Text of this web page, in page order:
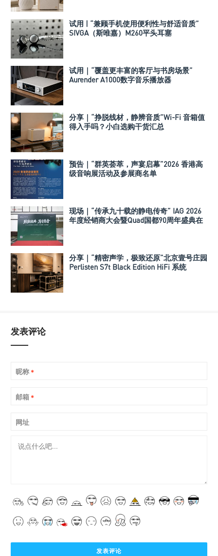
试用 | “兼顾手机使用便利性与舒适音质”
SIVGA（斯唯嘉）M260平头耳塞
试用｜“覆盖更丰富的客厅与书房场景”
Aurender A1000数字音乐播放器
分享｜“挣脱线材，静辨音质”Wi-Fi 音箱值
得入手吗？小白选购干货汇总
预告｜“群英荟萃，声宴启幕”2026 香港高
级音响展活动及参展商名单
现场｜“传承九十载的静电传奇” IAG 2026
年度经销商大会暨Quad国都90周年盛典在
分享｜“精密声学，极致还原”北京壹号庄园
Perlisten S7t Black Edition HiFi 系统
发表评论
昵称 *
邮箱 *
网址